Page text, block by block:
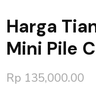
Harga
Mini Pile
Rp 135,000.00